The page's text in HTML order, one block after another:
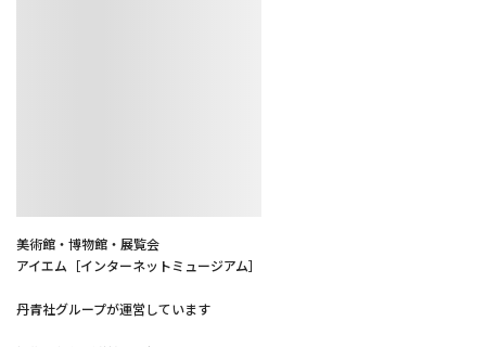
美術館・博物館・展覧会
アイエム［インターネットミュージアム］
丹青社グループが運営しています